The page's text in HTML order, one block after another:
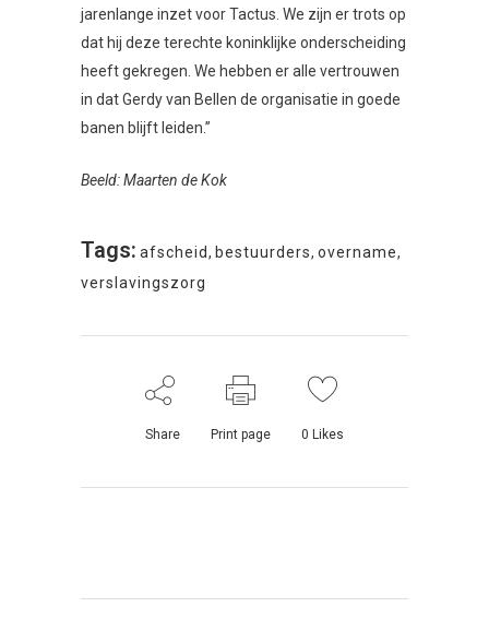
jarenlange inzet voor Tactus. We zijn er trots op
dat hij deze terechte koninklijke onderscheiding
heeft gekregen. We hebben er alle vertrouwen
in dat Gerdy van Bellen de organisatie in goede
banen blijft leiden.”
Beeld: Maarten de Kok
Tags: afscheid, bestuurders, overname,
verslavingszorg
Share Print page 0 Likes